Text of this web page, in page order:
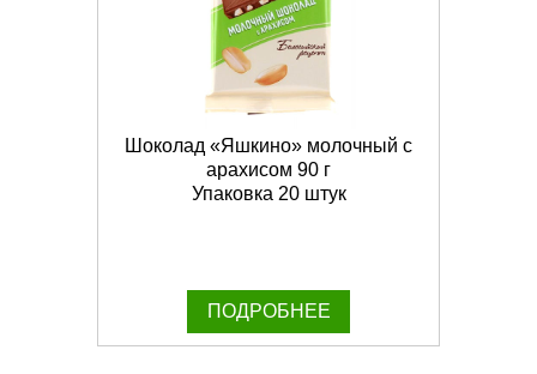
Шоколад «Яшкино» молочный с
арахисом 90 г
Упаковка 20 штук
ПОДРОБНЕЕ